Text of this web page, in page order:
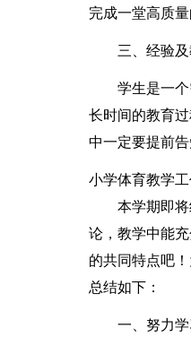
完成一堂高质量
三、经验及
学生是一
长时间的教育
中一定要提前
小学体育教学
本学期即
论，教学中能
的共同特点吧
总结如下：
一、努力